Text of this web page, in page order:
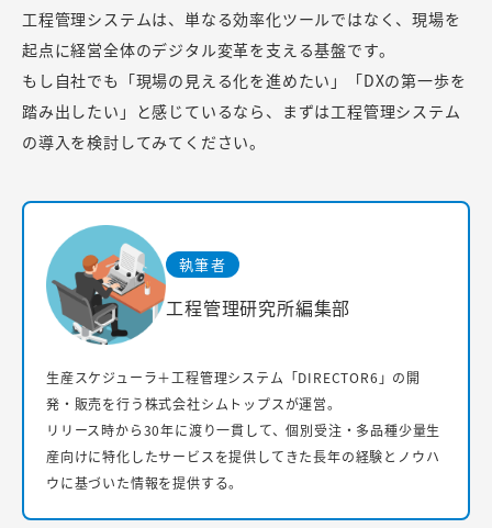
工程管理システムは、単なる効率化ツールではなく、現場を
起点に経営全体のデジタル変革を支える基盤です。
もし自社でも「現場の見える化を進めたい」「DXの第一歩を
踏み出したい」と感じているなら、まずは工程管理システム
の導入を検討してみてください。
執筆者
工程管理研究所編集部
生産スケジューラ＋工程管理システム「DIRECTOR6」の開
発・販売を行う株式会社シムトップスが運営。
リリース時から30年に渡り一貫して、個別受注・多品種少量生
産向けに特化したサービスを提供してきた長年の経験とノウハ
ウに基づいた情報を提供する。